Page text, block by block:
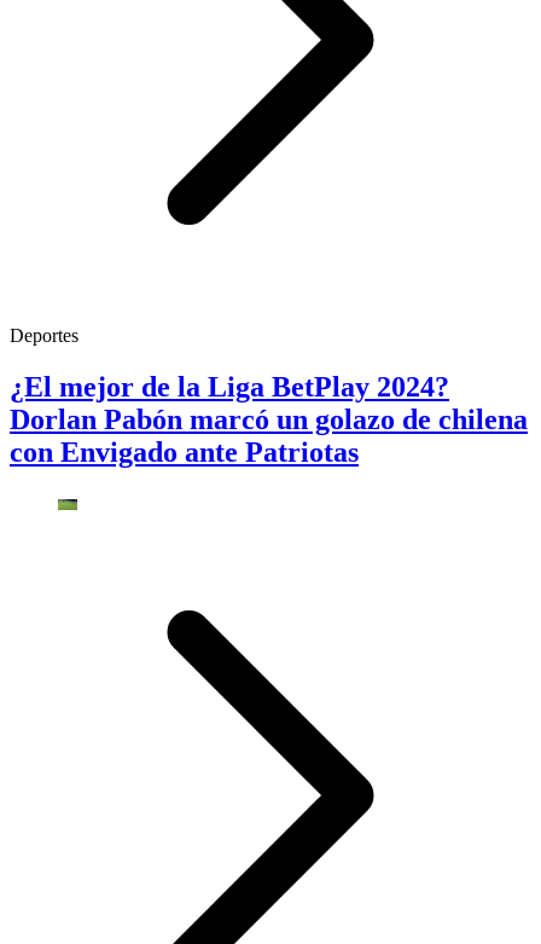
Deportes
¿El mejor de la Liga BetPlay 2024?
Dorlan Pabón marcó un golazo de chilena
con Envigado ante Patriotas